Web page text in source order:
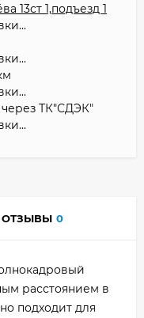
13ст 1,подъезд 1
ТК"СДЭК"
ОТЗЫВЫ 0
расстоянием в
подходит для